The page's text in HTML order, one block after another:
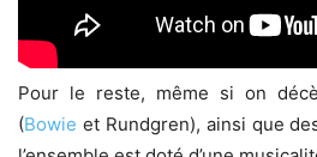
Pour le reste, même si on
(Bowie et Rundgren), ainsi que